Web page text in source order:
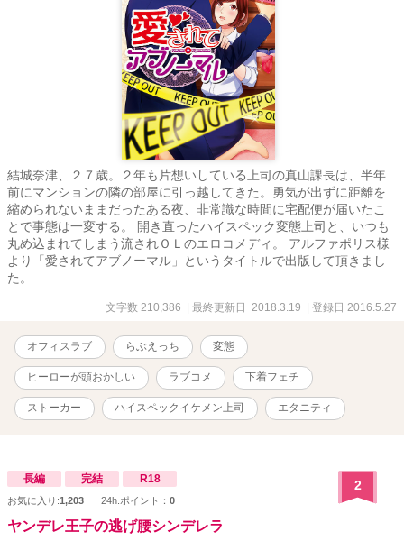
結城奈津、２７歳。２年も片想いしている上司の真山課長は、半年
前にマンションの隣の部屋に引っ越してきた。勇気が出ずに距離を
縮められないままだったある夜、非常識な時間に宅配便が届いたこ
とで事態は一変する。 開き直ったハイスペック変態上司と、いつも
丸め込まれてしまう流されＯＬのエロコメディ。 アルファポリス様
より「愛されてアブノーマル」というタイトルで出版して頂きまし
た。
文字数 210,386 | 最終更新日 2018.3.19 | 登録日 2016.5.27
オフィスラブ らぶえっち 変態
ヒーローが頭おかしい ラブコメ 下着フェチ
ストーカー ハイスペックイケメン上司 エタニティ
長編 完結 R18
お気に入り:1,203 24h.ポイント： 0
2
ヤンデレ王子の逃げ腰シンデレラ